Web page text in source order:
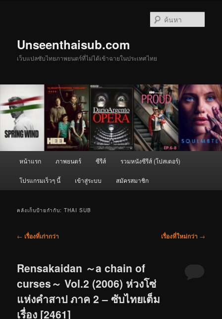
Unseenthaisub.com
เว็บแปลซับไทยภาพยนตร์ที่ไม่ได้เข้าฉายในประเทศไทย
หน้าแรก ภาพยนตร์ ซีรีส์ รวมหนังซีรีส์ (โปสเตอร์)
โปรแกรมเร็วๆ นี้ เข้าสู่ระบบ สมัครสมาชิก
คลังเก็บป้ายกำกับ:THAI SUB
เมนู
← เรื่องที่เก่ากว่า เรื่องที่ใหม่กว่า →
Rensakaidan ～a chain of
curses～ Vol.2 (2006) ห่วงโซ่
แห่งคำสาป ภาค 2 – ซับไทยเต็ม
เรื่อง [2461]